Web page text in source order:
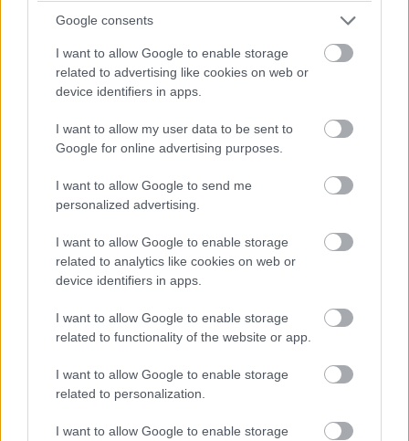
Google consents
I want to allow Google to enable storage
related to advertising like cookies on web or
device identifiers in apps.
I want to allow my user data to be sent to
Google for online advertising purposes.
I want to allow Google to send me
personalized advertising.
I want to allow Google to enable storage
related to analytics like cookies on web or
device identifiers in apps.
I want to allow Google to enable storage
related to functionality of the website or app.
I want to allow Google to enable storage
related to personalization.
I want to allow Google to enable storage
E-mail cím
Feliratkozom a hírlevélre és elfogadom az
szabályzatot!
FELIRATKOZÁS